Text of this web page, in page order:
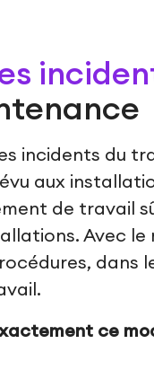
incidents du
aux
de travail
Avec
dans
ce